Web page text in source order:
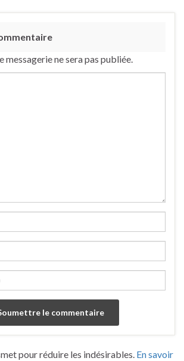
messagerie ne sera pas publiée.
pour réduire les indésirables. En savoir